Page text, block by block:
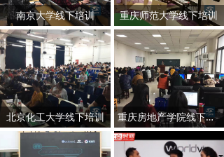
南京大学线下培训 重庆师范大学线下培训
北京化工大学线下培训 重庆房地产学院线下培训